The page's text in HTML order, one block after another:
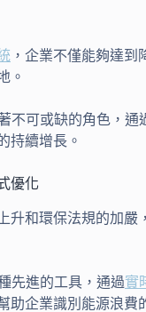
，企業不僅能夠達
。
不可或缺的角色，
持續增長。
優化
升和環保法規的加
先進的工具，通過實
助企業識別能源浪費